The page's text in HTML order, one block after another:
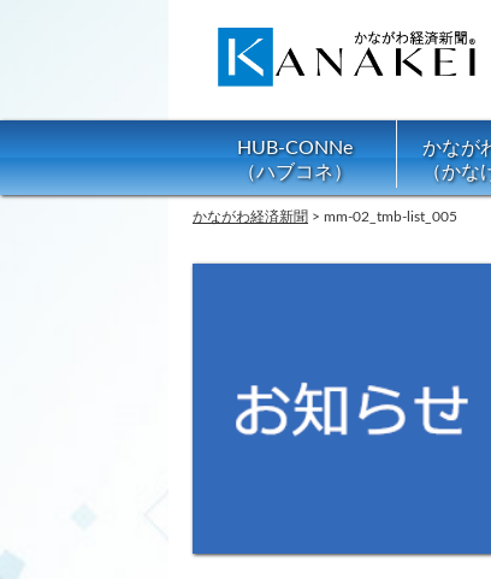
HUB-CONNe
（ハブコネ）
かなが
（かな
かながわ経済新聞 > mm-02_tmb-list_005